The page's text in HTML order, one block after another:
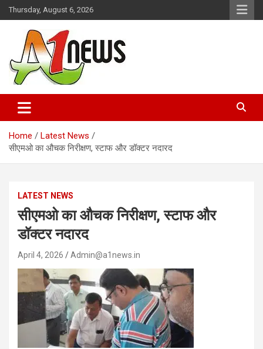
Skip
to
content
Thursday, August 6, 2026
A1news.in
Home
Latest News
सीएमओ का औचक निरीक्षण, स्टाफ और डॉक्टर नदारद
LATEST NEWS
सीएमओ का औचक निरीक्षण, स्टाफ और
डॉक्टर नदारद
April 4, 2026 Admin@a1news.in